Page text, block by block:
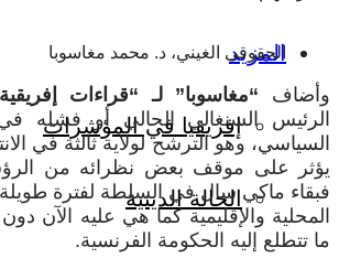
المزيد
إفريقيا في المؤشرات
الحالة الدينية
الحقوقي الغيني، د. محمد مغاسوبا
وأضاف “مغاسوبا” لـ “قراءات
الرئيس السنغالي الحالي أو فشله
السياسي، وهو الترشح لولاية ثالثة في
يؤثر على موقف بعض نظرائه من
فبقاء ماكي سال في السلطة لفترة طويلة
المحلية والإقليمية كما هي عليه الآن
ما تتطلع إليه الحكومة الفرنسية.